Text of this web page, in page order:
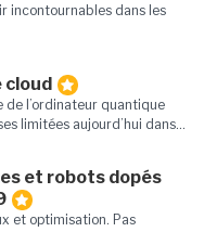
incontournables dans les
cloud
de l’ordinateur quantique
limitées aujourd’hui dans...
et robots dopés
et optimisation. Pas